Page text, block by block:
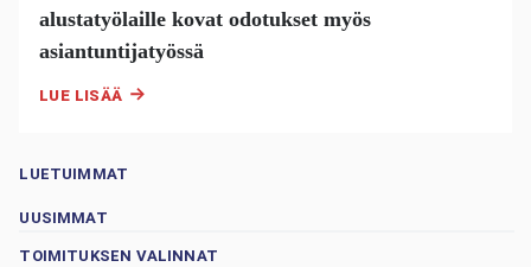
alustatyölaille kovat odotukset myös
asiantuntijatyössä
LUE LISÄÄ
LUETUIMMAT
UUSIMMAT
TOIMITUKSEN VALINNAT